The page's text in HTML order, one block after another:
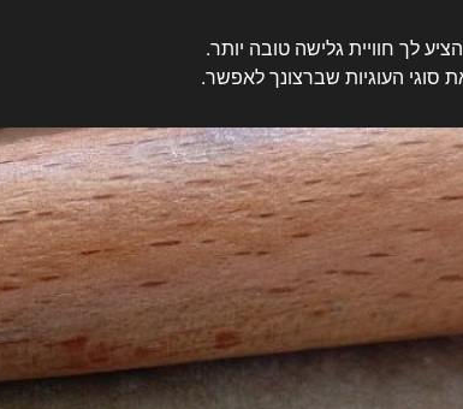
יד מקורית.
העוגיות שברצונך לאפשר.